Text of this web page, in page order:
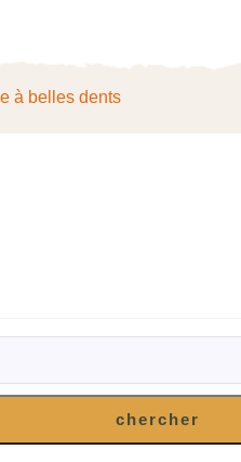
à belles dents
chercher